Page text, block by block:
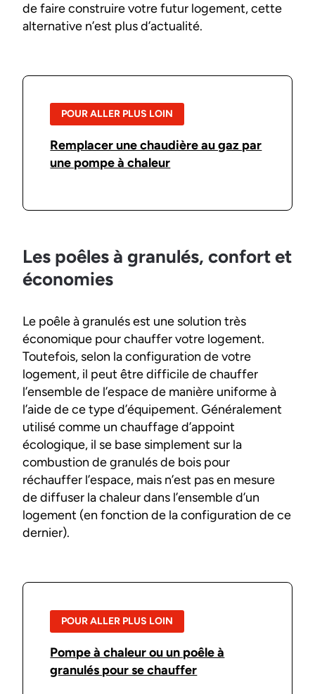
de faire construire votre futur logement, cette
alternative n’est plus d’actualité.
POUR ALLER PLUS LOIN
Remplacer une chaudière au gaz par
une pompe à chaleur
Les poêles à granulés, confort et
économies
Le poêle à granulés est une solution très
économique pour chauffer votre logement.
Toutefois, selon la configuration de votre
logement, il peut être difficile de chauffer
l’ensemble de l’espace de manière uniforme à
l’aide de ce type d’équipement. Généralement
utilisé comme un chauffage d’appoint
écologique, il se base simplement sur la
combustion de granulés de bois pour
réchauffer l’espace, mais n’est pas en mesure
de diffuser la chaleur dans l’ensemble d’un
logement (en fonction de la configuration de ce
dernier).
POUR ALLER PLUS LOIN
Pompe à chaleur ou un poêle à
granulés pour se chauffer